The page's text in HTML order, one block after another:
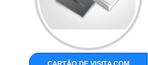
CARTÃO DE VISITA COM